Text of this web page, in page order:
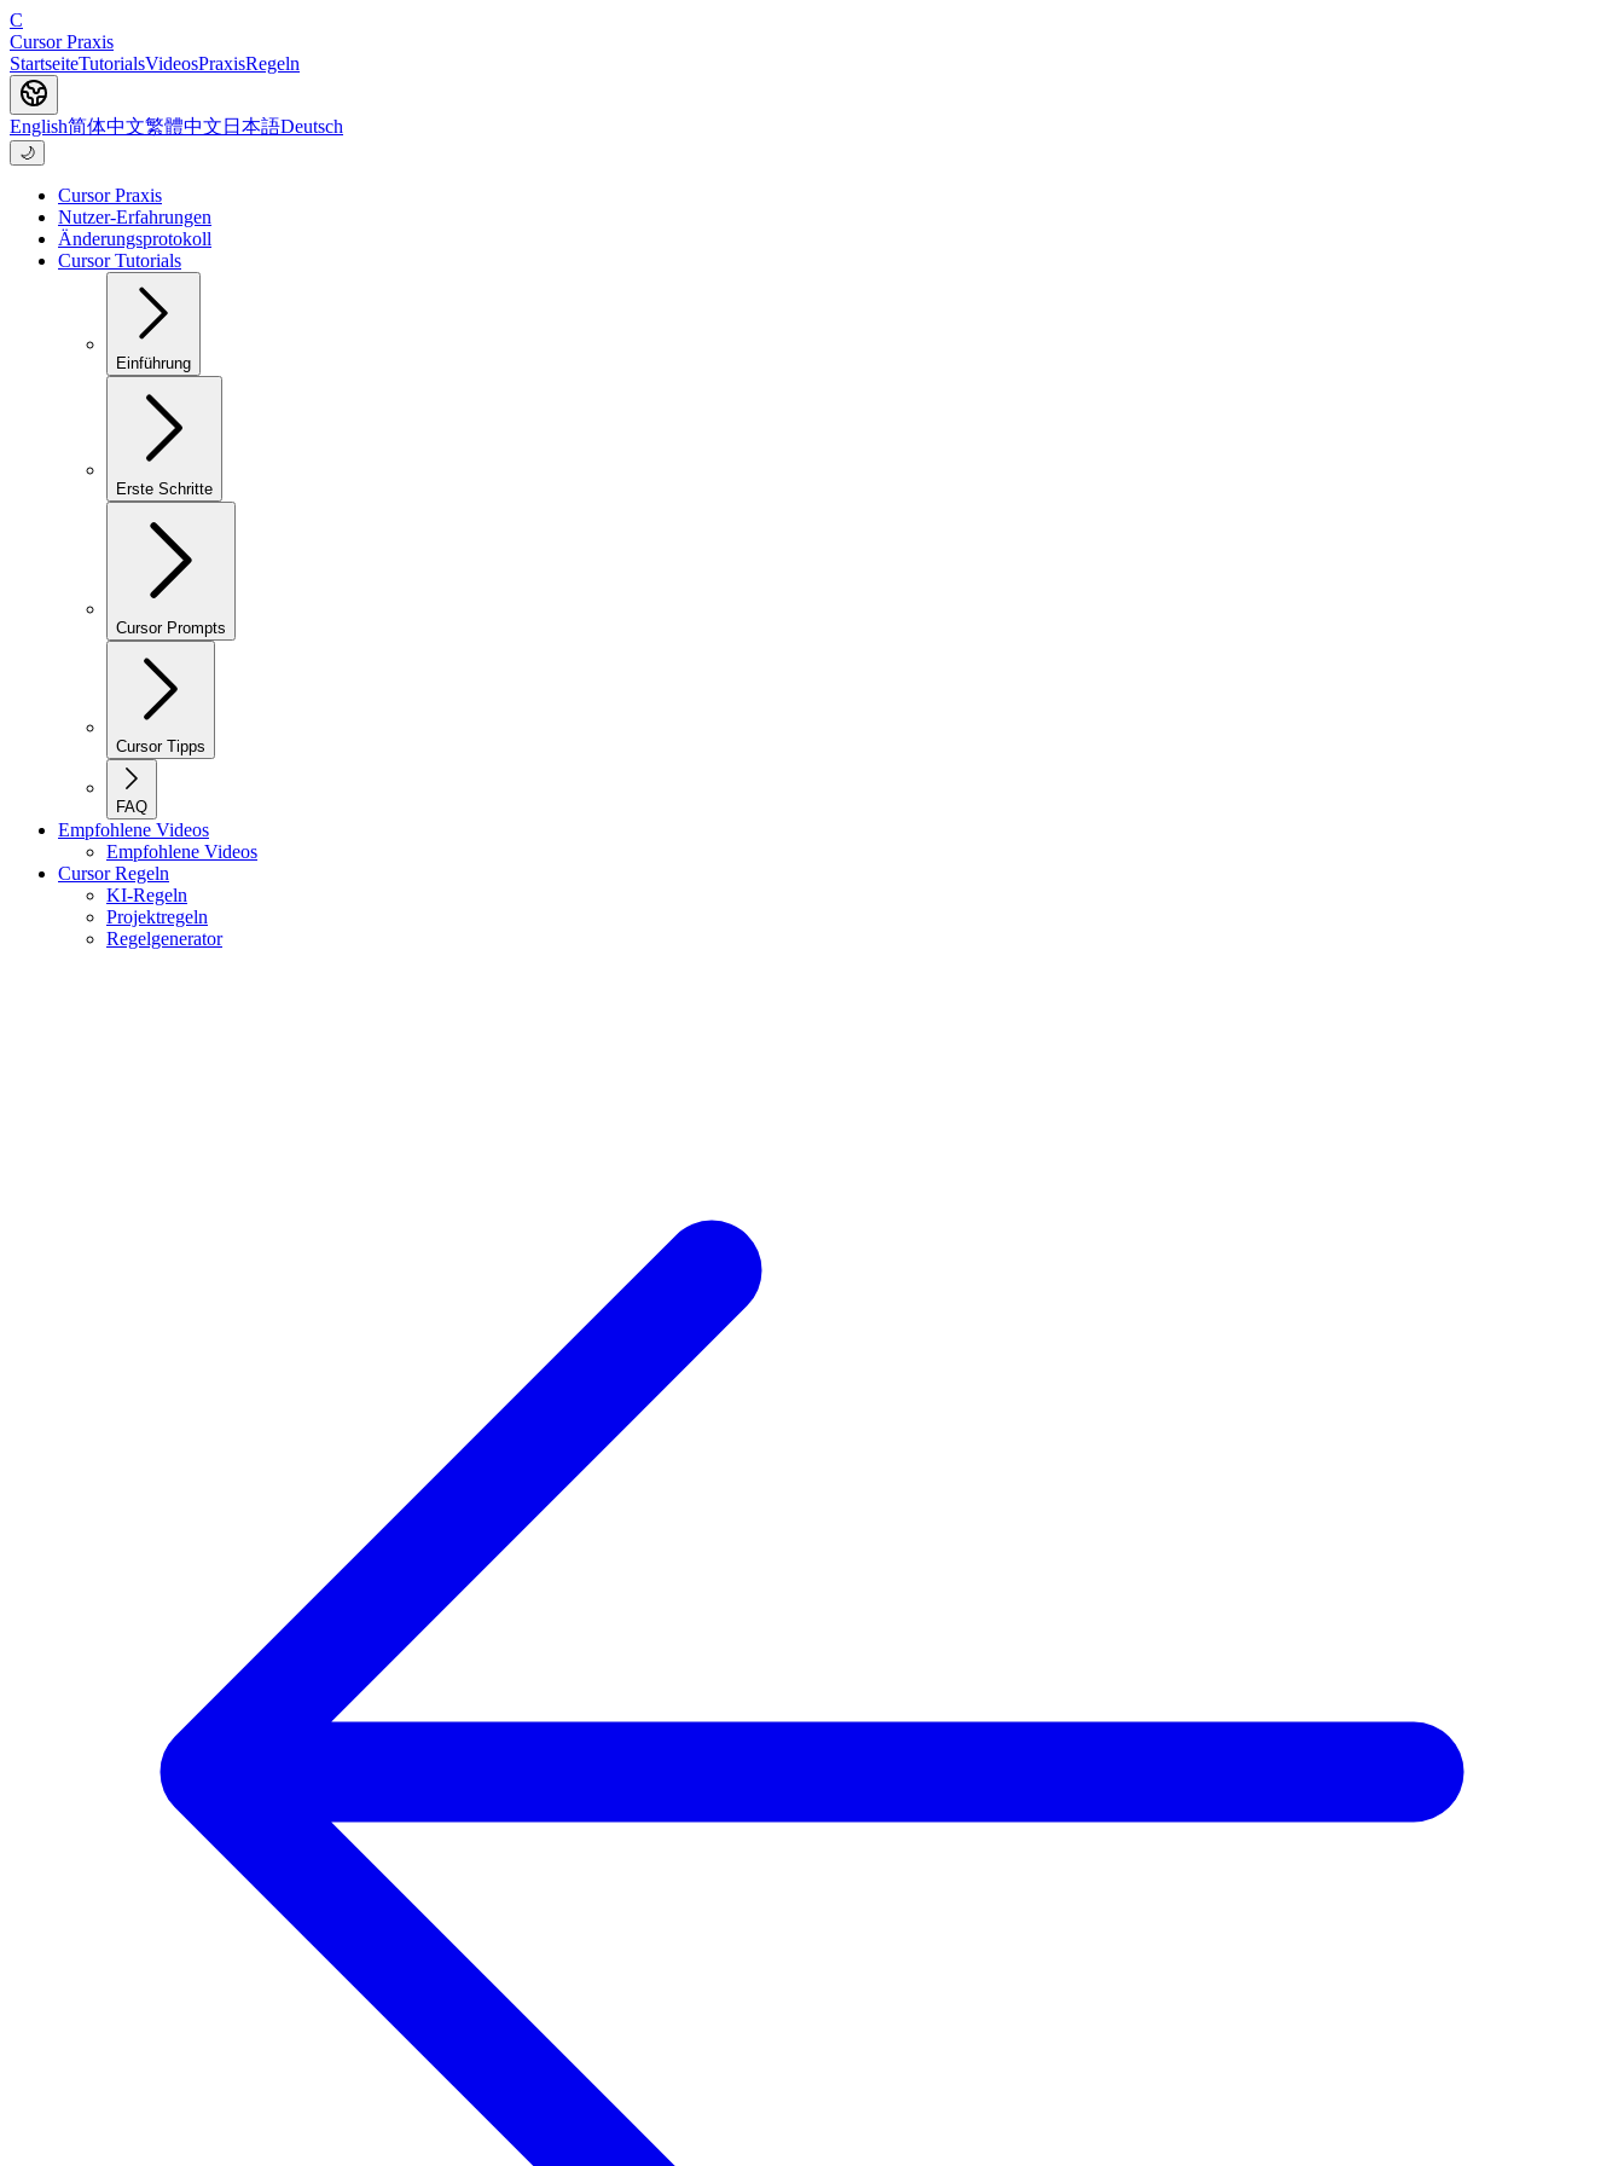
C
Cursor Praxis
StartseiteTutorialsVideosPraxisRegeln
English简体中文繁體中文 日本語Deutsch
🌙
Cursor Praxis
Nutzer-Erfahrungen
Änderungsprotokoll
Cursor Tutorials
Einführung
Erste Schritte
Cursor Prompts
Cursor Tipps
FAQ
Empfohlene Videos
Empfohlene Videos
Cursor Regeln
KI-Regeln
Projektregeln
Regelgenerator